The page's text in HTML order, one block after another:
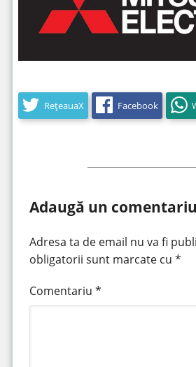
RețeauaX Facebook
Adaugă un comentariu
Adresa ta de email nu va fi
obligatorii sunt marcate cu *
Comentariu *